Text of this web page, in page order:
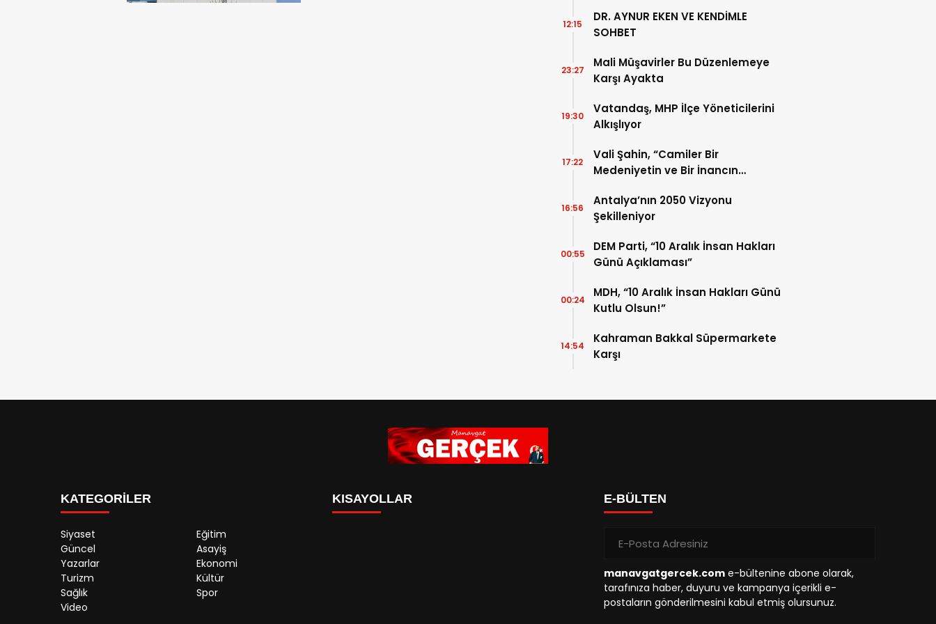
DR. AYNUR EKEN VE KENDİMLE
SOHBET
12:15
Mali Müşavirler Bu Düzenlemeye
Karşı Ayakta
23:27
Vatandaş, MHP İlçe Yöneticilerini
Alkışlıyor
19:30
Vali Şahin, “Camiler Bir
Medeniyetin ve Bir İnancın
17:22
Antalya’nın 2050 Vizyonu
Şekilleniyor
16:56
DEM Parti, “10 Aralık İnsan Hakları
Günü Açıklaması”
00:55
MDH, “10 Aralık İnsan Hakları Günü
Kutlu Olsun!”
00:24
Kahraman Bakkal Süpermarkete
Karşı
14:54
KATEGORİLER
Siyaset
Eğitim
Güncel
Asayiş
Yazarlar
Ekonomi
Turizm
Kültür
Sağlık
Spor
Video
KISAYOLLAR E-BÜLTEN
manavgatgercek.com e-bültenine abone olarak,
tarafınıza haber, duyuru ve kampanya içerikli e-
postaların gönderilmesini kabul etmiş olursunuz.